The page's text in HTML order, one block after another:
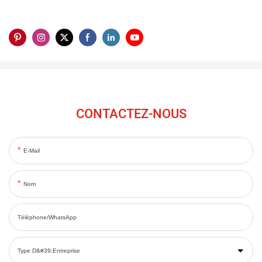
CONTACTEZ-NOUS
E-Mail
Nom
Téléphone/WhatsApp
Type D&#39;entreprise